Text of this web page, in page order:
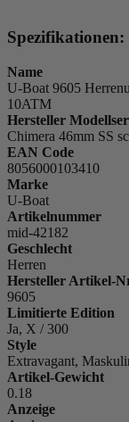
Spezifikationen:
Name
U-Boat 9605
10ATM
Hersteller
Chimera 46mm SS
EAN Code
8056000103410
Marke
U-Boat
Artikelnummer
mid-42182
Geschlecht
Herren
Hersteller Artikel-
9605
Limitierte Edition
Ja, X / 300
Style
Extravagant,
Artikel-Gewicht
0.18
Anzeige